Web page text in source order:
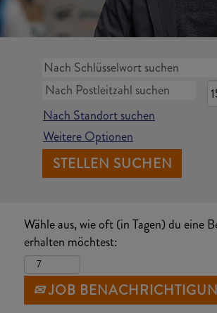
Nach Standort suchen
Weitere Optionen
Wähle aus, wie oft (in Tagen) du eine
erhalten möchtest:
JOB